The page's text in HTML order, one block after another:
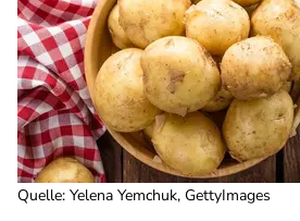
Quelle: Yelena Yemchuk, GettyImages